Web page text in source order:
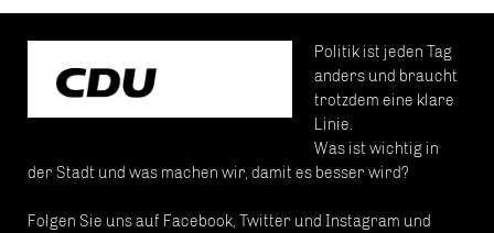
Politik ist jeden Tag
anders und braucht
trotzdem eine klare
Linie.
Was ist wichtig in
der Stadt und was machen wir, damit es besser wird?
Folgen Sie uns auf Facebook, Twitter und Instagram und